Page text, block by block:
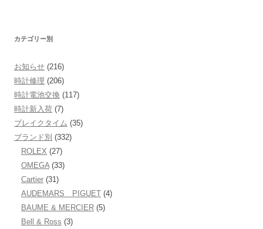
カテゴリー別
お知らせ (216)
時計修理 (206)
時計電池交換 (117)
時計新入荷 (7)
ブレイクタイム (35)
ブランド別 (332)
ROLEX (27)
OMEGA(33)
Cartier (31)
AUDEMARS PIGUET (4)
BAUME & MERCIER (5)
Bell & Ross (3)